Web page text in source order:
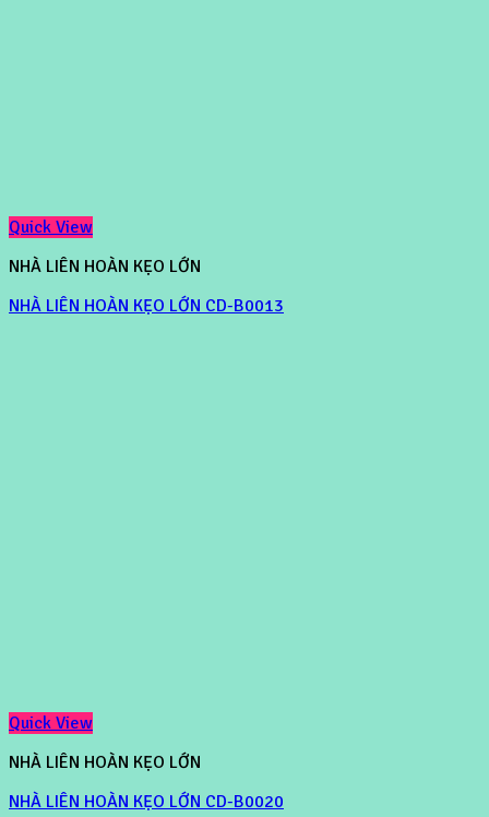
Quick View
NHÀ LIÊN HOÀN KẸO LỚN
NHÀ LIÊN HOÀN KẸO LỚN CD-B0013
Quick View
NHÀ LIÊN HOÀN KẸO LỚN
NHÀ LIÊN HOÀN KẸO LỚN CD-B0020